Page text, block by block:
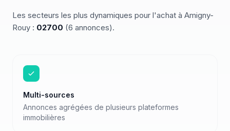
Les secteurs les plus dynamiques pour l'achat à Amigny-
Rouy : 02700 (6 annonces).
Multi-sources
Annonces agrégées de plusieurs plateformes
immobilières